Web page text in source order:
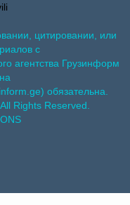
цитировании, или
с
агентства Грузинформ
обязательна.
Rights Reserved.